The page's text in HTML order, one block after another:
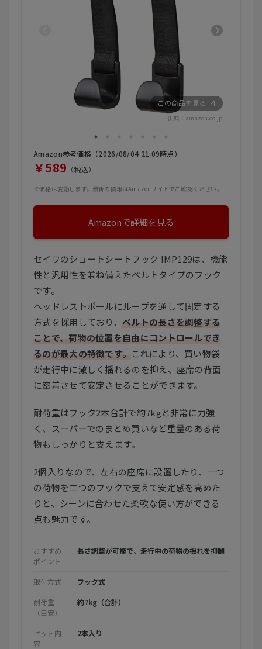
この商品を見る
出典： amazon.co.jp
Amazon参考価格（2026/08/04 21:09時点）
￥589 （税込）
※価格は変動します。最新の情報はAmazonサイトでご確認ください。
Amazonで詳細を見る
セイワのショートシートフック IMP129は、機能
性と汎用性を兼ね備えたベルトタイプのフック
です。
ヘッドレストポールにループを通して固定する
方式を採用しており、 ベルトの長さを調整する
ことで、荷物の位置を自由にコントロールでき
るのが最大の特徴です。 これにより、買い物袋
が走行中に激しく揺れるのを抑え、座席の背面
に密着させて安定させることができます。
耐荷重はフック2本合計で約7kgと非常に力強
く、スーパーでのまとめ買いなど重量のある荷
物もしっかりと支えます。
2個入りなので、左右の座席に設置したり、一つ
の荷物を二つのフックで支えて安定感を高めた
りと、シーンに合わせた柔軟な使い方ができる
点も魅力です。
おすすめ
ポイント
長さ調整が可能で、走行中の荷物の揺れを抑制
取付方式 フック式
耐荷重
（目安）
約7kg（合計）
セット内
容
2本入り